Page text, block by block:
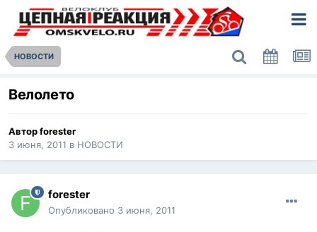
НОВОСТИ
Велолето
Авторforester
3 июня, 2011 в НОВОСТИ
forester
Опубликовано 3 июня, 2011